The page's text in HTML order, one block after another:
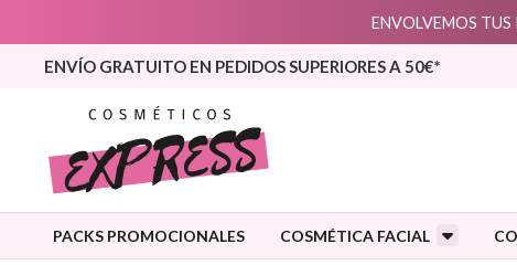
ENVOLVEMOS
ENVÍO GRATUITO EN PEDIDOS SUPERIORES A 50€*
PACKS PROMOCIONALES COSMÉTICA FACIAL